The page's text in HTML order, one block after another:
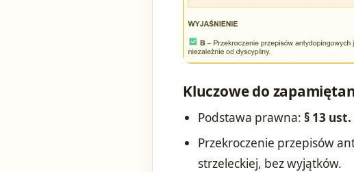
Kluczowe do
Podstawa prawna:§ 13
Przekroczenie przepisów
strzeleckiej, bez wyjątków.